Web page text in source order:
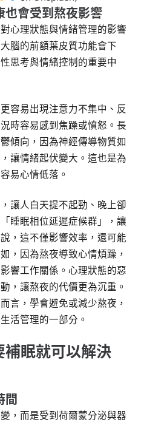
也會受到熬夜影響
心理狀態與情緒管理的影響
腦的前額葉皮質功能會下
思考與情緒控制的重要中
容易出現注意力不集中、反
時容易感到焦躁或憤怒。長
傾向，因為神經傳導物質如
讓情緒起伏變大。這也是為
易心情低落。
讓人白天提不起勁、晚上卻
睡眠相位延遲症候群」，讓
，這不僅影響效率，還可能
，因為熬夜導致心情煩躁，
響工作關係。心理狀態的惡
，讓熬夜的代價更為沉重。
言，學會避免或減少熬夜，
活管理的一部分。
補眠就可以解決
間
，而是受到荷爾蒙分泌與器